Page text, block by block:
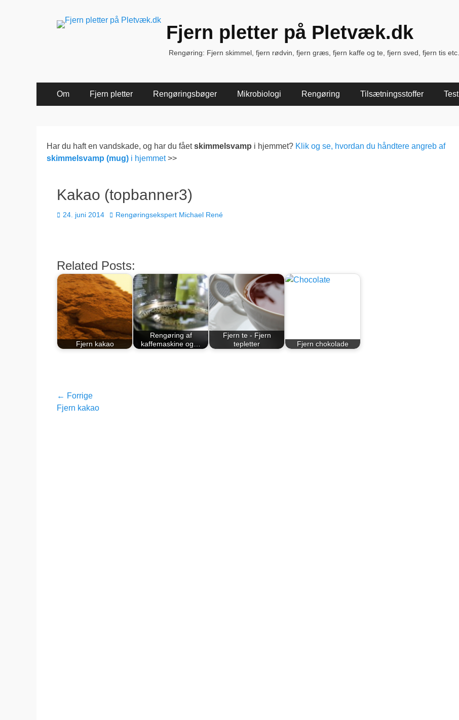
Fjern pletter på Pletvæk.dk
Rengøring: Fjern skimmel, fjern rødvin, fjern græs, fjern kaffe og te, fjern sved, fjern tis etc.
Primær
Menu
Om Fjern pletter Rengøringsbøger Mikrobiologi Rengøring Tilsætningsstoffer Test
Har du haft en vandskade, og har du fåetskimmelsvamp i hjemmet? Klik og se, hvordan du håndtere angreb af
skimmelsvamp (mug) i hjemmet>>
Kakao (topbanner3)
Udgivet
24. juni 2014 Forfatter
Rengøringsekspert Michael René
Related Posts:
Fjern kakao
Rengøring af
kaffemaskine og…
Fjern te - Fjern
tepletter
Fjern chokolade
Indlægsnavigation
← Forrige
Forrige
Fjern kakao